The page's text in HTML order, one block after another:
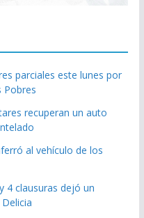
parciales este lunes por
Pobres
recuperan un auto
al vehículo de los
4 clausuras dejó un